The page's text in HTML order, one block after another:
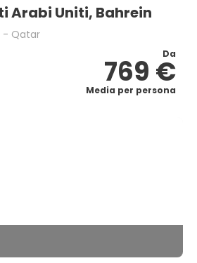
Arabi Uniti, Bahrein
- Qatar
Da
769 €
Media per persona